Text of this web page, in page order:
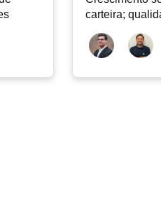
carteira;
continua
debate